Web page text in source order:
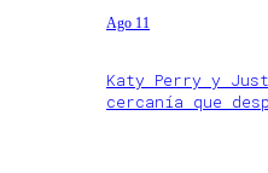
Ago 11
Katy Perry y
cercanía que